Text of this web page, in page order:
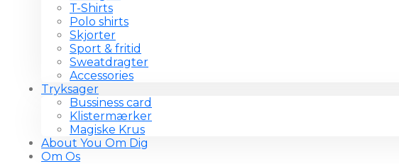
T-Shirts
Polo shirts
Skjorter
Sport & fritid
Sweatdragter
Accessories
Tryksager
Bussiness card
Klistermærker
Magiske Krus
About You Om Dig
Om Os